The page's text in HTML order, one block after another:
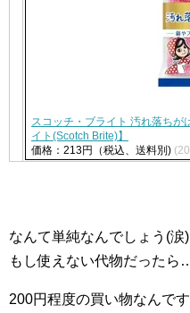
スコッチ・ブライト 汚れ落ちが
イト(Scotch Brite)】
価格：213円（税込、送料別)
なんて単純なんでしょう(涙)
もし使えない代物だったら
200円程度の買い物なんで